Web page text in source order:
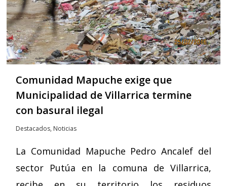
Comunidad Mapuche exige que
Municipalidad de Villarrica termine
con basural ilegal
Destacados, Noticias
La Comunidad Mapuche Pedro Ancalef del
sector Putúa en la comuna de Villarrica,